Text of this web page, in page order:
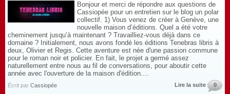
Bonjour et merci de répondre aux questions de
Cassiopée pour un entretien sur le blog un polar
collectif. 1) Vous venez de créer à Genève, une
nouvelle maison d’éditions. Quel a été votre
cheminement jusqu’à maintenant ? Travailliez-vous déjà dans ce
domaine ? Initialement, nous avons fondé les éditions Tenebras libris à
deux, Olivier et Regis. Cette aventure est née d'une passion commune
pour le roman noir et policier. En fait, le projet a germé assez
naturellement entre nous au fil de conversations, pour aboutir cette
année avec l'ouverture de la maison d'édition....
Écrit par Cassiopée Lire la suite 0